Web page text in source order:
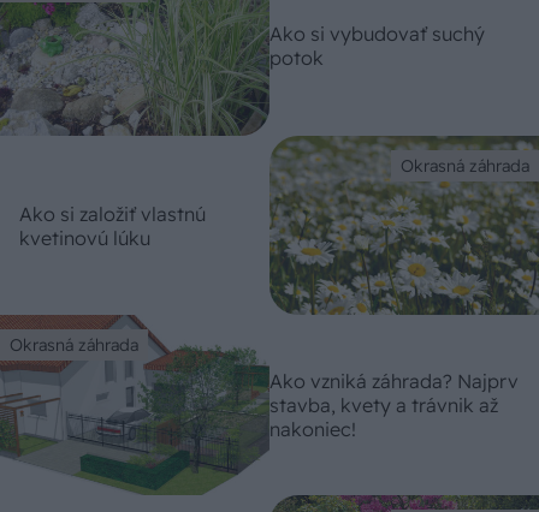
Ako si vybudovať suchý
potok
Okrasná záhrada
Ako si založiť vlastnú
kvetinovú lúku
Okrasná záhrada
Ako vzniká záhrada? Najprv
stavba, kvety a trávnik až
nakoniec!